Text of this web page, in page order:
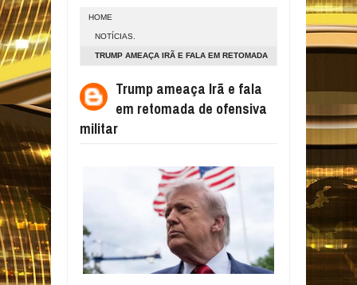
HOME
NOTÍCIAS.
TRUMP AMEAÇA IRÃ E FALA EM RETOMADA
Trump ameaça Irã e fala
em retomada de ofensiva
militar